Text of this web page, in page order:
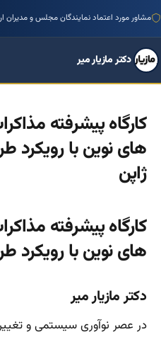
مشاور مورد اعتماد نمایندگان مجلس و مدیران
دکتر مازیار میر
کارگاه پیشرفته
های نوین با رویکرد
ژاپن
کارگاه پیشرفته
های نوین با رویکرد
دکتر مازیار میر
در عصر نوآوری سیستمی و